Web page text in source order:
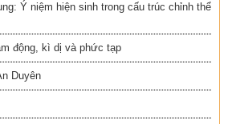
Ý niệm hiện sinh trong cấu trúc chỉnh thể
động, kì dị và phức tạp
Duyên